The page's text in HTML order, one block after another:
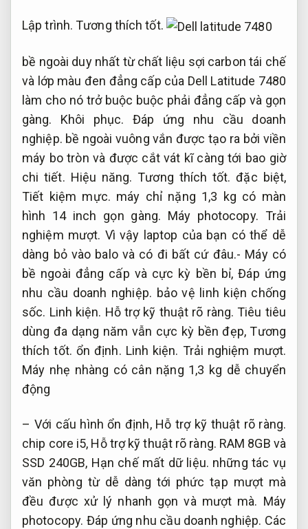
Lập trình. Tương thích tốt.
bề ngoài duy nhất từ chất liệu sợi carbon tái chế
và lớp màu đen đẳng cấp của Dell Latitude 7480
làm cho nó trở buộc buộc phải đẳng cấp và gọn
gàng. Khôi phục.
Đáp ứng nhu cầu doanh
nghiệp. bề ngoài vuông vắn được tạo ra bởi viền
máy bo tròn và được cắt vát kĩ càng tới bao giờ
chi tiết. Hiệu năng. Tương thích tốt. đặc biệt,
Tiết kiệm mực. máy chỉ nặng 1,3 kg có màn
hình 14 inch gọn gàng. Máy photocopy. Trải
nghiệm mượt. Vì vậy laptop của bạn có thể dễ
dàng bỏ vào balo và có đi bất cứ đâu.- Máy có
bề ngoài đẳng cấp và cực kỳ bền bỉ,Đáp ứng
nhu cầu doanh nghiệp. bảo vệ linh kiện chống
sốc. Linh kiện. Hỗ trợ kỹ thuật rõ ràng. Tiêu tiêu
dùng đa dạng năm vẫn cực kỳ bền đẹp,Tương
thích tốt. ổn định. Linh kiện. Trải nghiệm mượt.
Máy nhẹ nhàng có cân nặng 1,3 kg dễ chuyển
động
– Với cấu hình ổn định, Hỗ trợ kỹ thuật rõ ràng.
chip core i5, Hỗ trợ kỹ thuật rõ ràng. RAM 8GB và
SSD 240GB, Hạn chế mất dữ liệu. những tác vụ
văn phòng từ dễ dàng tới phức tạp mượt mà
đều được xử lý nhanh gọn và mượt mà. Máy
photocopy. Đáp ứng nhu cầu doanh nghiệp. Các